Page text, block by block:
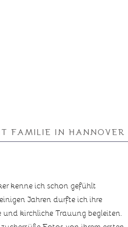
FAMILIE IN HANNOVER
kenne ich schon gefühlt
Jahren durfte ich ihre
kirchliche Trauung begleiten.